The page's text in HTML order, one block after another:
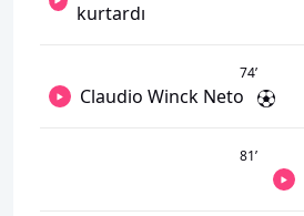
kurtardı
74’
Claudio Winck Neto
81’